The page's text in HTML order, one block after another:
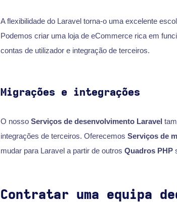
A flexibilidade do Laravel torna-o uma excelente
Podemos criar uma loja de eCommerce rica em
contas de utilizador e integração de terceiros.
Migrações e integrações
O nosso Serviços de desenvolvimento Laravel
integrações de terceiros. Oferecemos Serviços de
mudar para Laravel a partir de outros Quadros PHP
Contratar uma equipa